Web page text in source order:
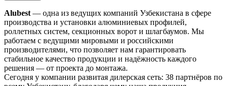
Alubest — одна из ведущих компаний Узбекистана в сфере
производства и установки алюминиевых профилей,
роллетных систем, секционных ворот и шлагбаумов. Мы
работаем с ведущими мировыми и российскими
производителями, что позволяет нам гарантировать
стабильное качество продукции и надёжность каждого
решения — от проекта до монтажа.
Сегодня у компании развитая дилерская сеть: 38 партнёров по